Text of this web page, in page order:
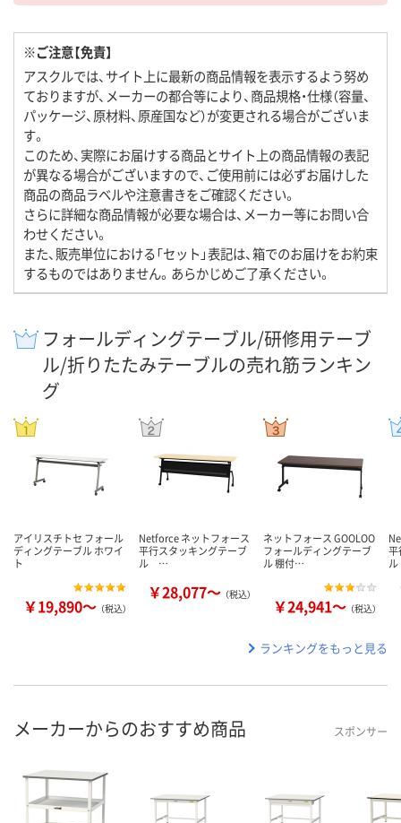
※ご注意【免責】
アスクルでは、サイト上に最新の商品情報を表示するよう努め
ておりますが、メーカーの都合等により、商品規格・仕様（容量、
パッケージ、原材料、原産国など）が変更される場合がございま
す。
このため、実際にお届けする商品とサイト上の商品情報の表記
が異なる場合がございますので、ご使用前には必ずお届けした
商品の商品ラベルや注意書きをご確認ください。
さらに詳細な商品情報が必要な場合は、メーカー等にお問い合
わせください。
また、販売単位における「セット」表記は、箱でのお届けをお約束
するものではありません。あらかじめご了承ください。
フォールディングテーブル/研修用テーブ
ル/折りたたみテーブルの売れ筋ランキン
グ
アイリスチトセ フォール
ディングテーブル ホワイ
ト
￥19,890～ （税込）
Netforce ネットフォース
平行スタッキングテーブ
ル …
￥28,077～ （税込）
ネットフォース GOOLOO
フォールディングテーブ
ル 棚付…
￥24,941～ （税込）
平
ランキングをもっと見る
メーカーからのおすすめ商品 スポンサー